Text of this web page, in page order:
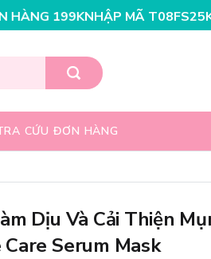
MÃ T08FS25K - GIẢM NGAY
CỨU ĐƠN HÀNG
Dịu Và Cải Thiện
Serum Mask